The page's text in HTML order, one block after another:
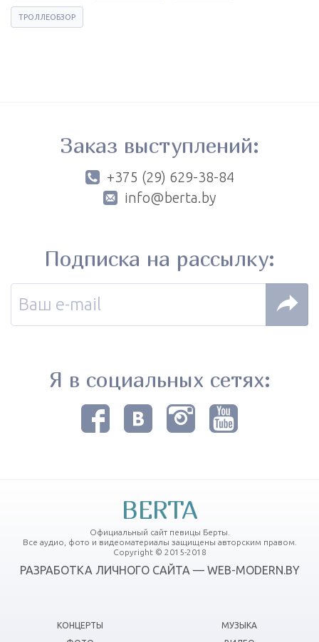
ТРОЛЛЕОБЗОР
Заказ выступлений:
+375 (29) 629-38-84
info@berta.by
Подписка на рассылку:
Я в социальных сетях:
BERTA
Официальный сайт певицы Берты.
Все аудио, фото и видеоматериалы защищены авторским правом.
Copyright © 2015-2018
РАЗРАБОТКА ЛИЧНОГО САЙТА — WEB-MODERN.BY
КОНЦЕРТЫ
МУЗЫКА